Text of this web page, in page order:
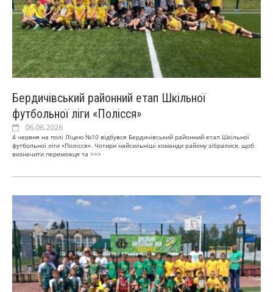
Бердичівський районний етап Шкільної
футбольної ліги «Полісся»
06.06.2026
4 червня на полі Ліцею №10 відбувся Бердичівський районний етап Шкільної
футбольної ліги «Полісся». Чотири найсильніші команди району зібралися, щоб
визначити переможця та >>>